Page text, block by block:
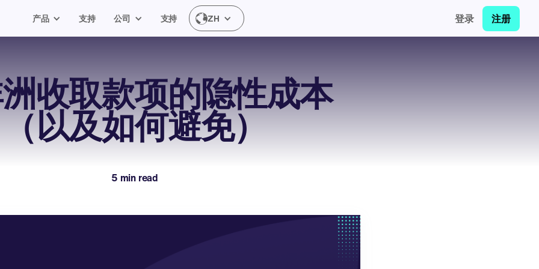
产品 支持 公司 支持 ZH 登录 注册
收取款项的隐性成本
（以及如何避免）
5 min read